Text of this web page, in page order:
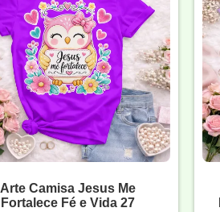
Arte Camisa Jesus Me
Fortalece Fé e Vida 27